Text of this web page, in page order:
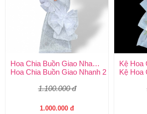
Hoa Chia Buồn Giao Nhanh 2 Giờ
Hoa Chia Buồn Giao Nhanh 2 Giờ –
1.100.000 đ
1.000.000 đ
Kệ Hoa